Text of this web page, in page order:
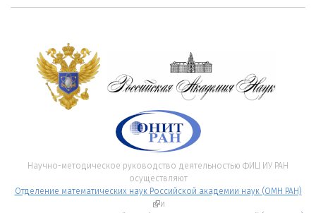
Научно-методическое руководство деятельностью ФИЦ ИУ РАН
осуществляют
Отделение математических наук Российской академии наук (ОМН РАН)
(внешняя ссылка)
и